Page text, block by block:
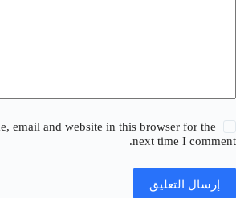
email and website in this browser for the
next time I comment.
إرسال التعليق